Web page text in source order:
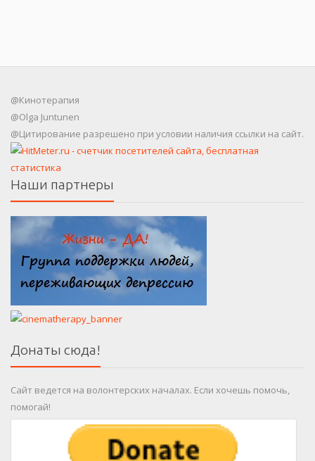
@Кинотерапия
@Olga Juntunen
@Цитирование разрешено при условии наличия ссылки на сайт.
Наши партнеры
Донаты сюда!
Сайт ведется на волонтерских началах. Если хочешь помочь,
помогай!